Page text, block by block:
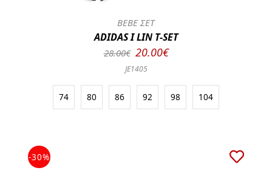
BEBE ΣΕΤ
ADIDAS I LIN T-SET
28.00€ 20.00€
JE1405
74 80 86 92 98 104
-30%